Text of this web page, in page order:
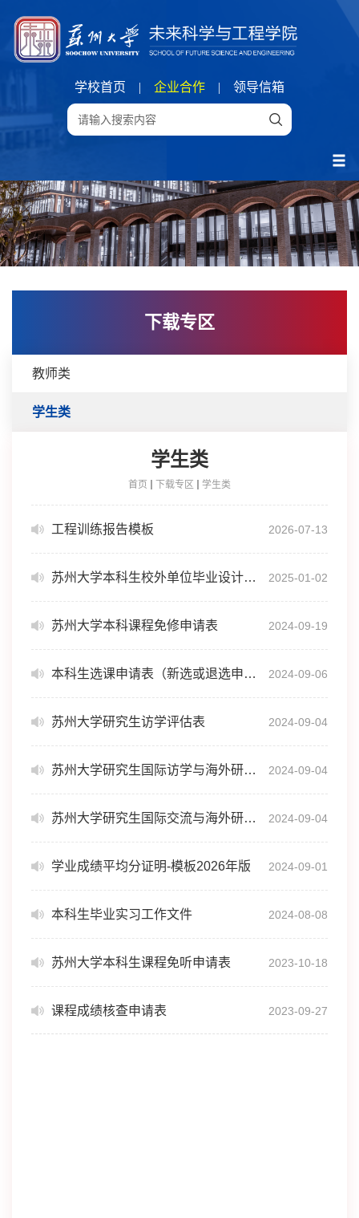
学校首页 | 企业合作 | 领导信箱
下载专区
教师类
学生类
学生类
首页 下载专区 学生类
工程训练报告模板 2026-07-13
苏州大学本科生校外单位毕业设计（论文）申请接收函 2025-01-02
苏州大学本科课程免修申请表 2024-09-19
本科生选课申请表（新选或退选申请） 2024-09-06
苏州大学研究生访学评估表 2024-09-04
苏州大学研究生国际访学与海外研修总结表 2024-09-04
苏州大学研究生国际交流与海外研修奖学金申请书 2024-09-04
学业成绩平均分证明-模板2026年版 2024-09-01
本科生毕业实习工作文件 2024-08-08
苏州大学本科生课程免听申请表 2023-10-18
课程成绩核查申请表 2023-09-27